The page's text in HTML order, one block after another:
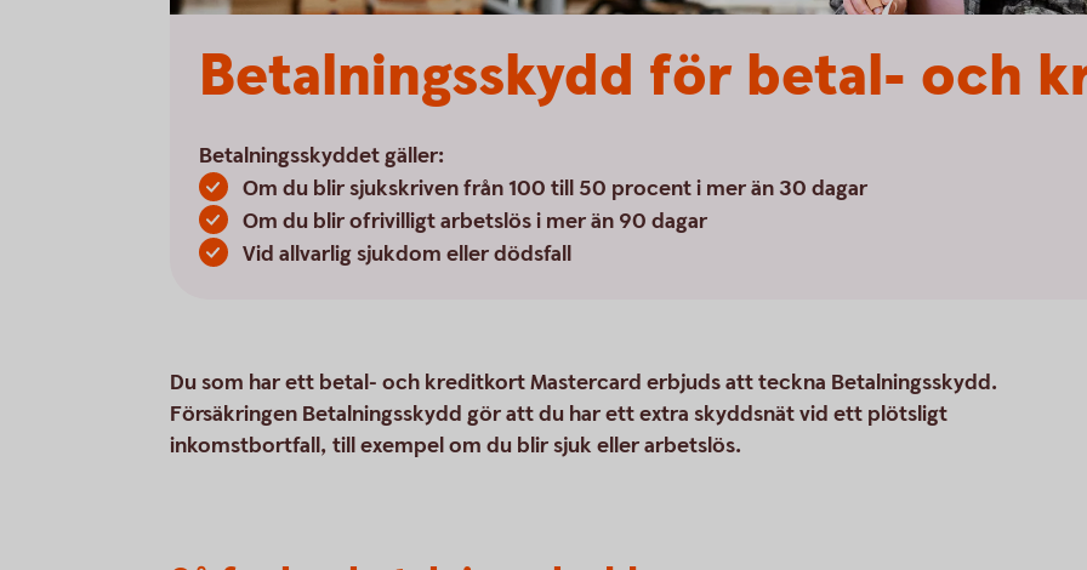
Betalningsskydd för betal- och
Betalningsskyddet gäller:
Om du blir sjukskriven från 100 till 50 procent i mer än 30 dagar
Om du blir ofrivilligt arbetslös i mer än 90 dagar
Vid allvarlig sjukdom eller dödsfall
Du som har ett betal- och kreditkort Mastercard erbjuds att teckna Betalningsskydd.
Försäkringen Betalningsskydd gör att du har ett extra skyddsnät vid ett plötsligt
inkomstbortfall, till exempel om du blir sjuk eller arbetslös.